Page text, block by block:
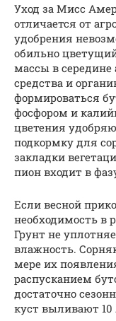
Уход за Мисс
отличается от
удобрения
обильно
массы в середине
средства и
формироваться
фосфором и
цветения
подкормку для
закладки
пион входит в
Если весной
необходимость в
Грунт не
влажность.
мере их
распусканием
достаточно
куст выливают 10